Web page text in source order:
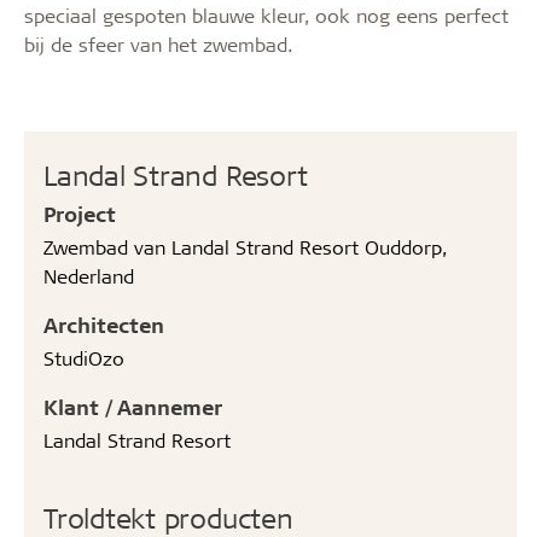
Landal Strand Resort
Project
Zwembad van Landal Strand Resort Ouddorp,
Nederland
Architecten
StudiOzo
Klant / Aannemer
Landal Strand Resort
Troldtekt producten
speciaal gespoten blauwe kleur, ook nog eens perfect
bij de sfeer van het zwembad.